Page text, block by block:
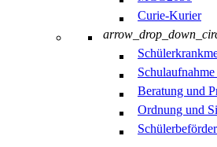
Curie-Kurier
Beratung und
Ordnung und